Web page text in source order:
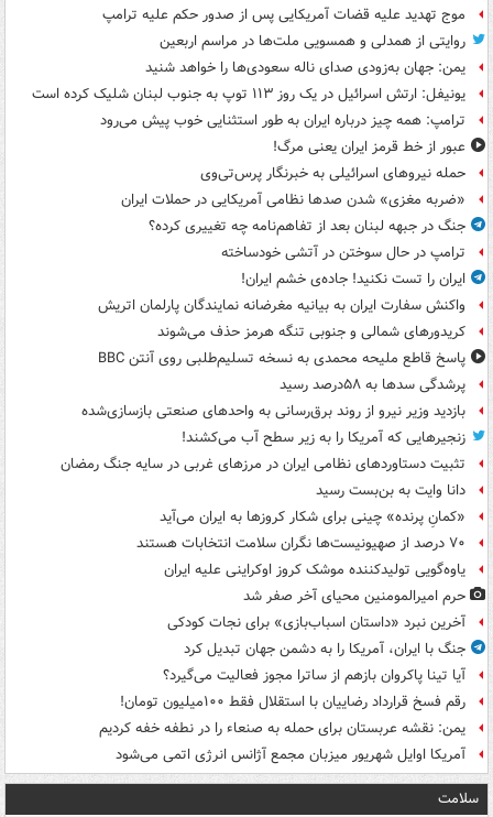
موج تهدید علیه قضات آمریکایی پس از صدور حکم علیه ترامپ
روایتی از همدلی و همسویی ملت‌ها در مراسم اربعین
یمن: جهان به‌زودی صدای ناله سعودی‌ها را خواهد شنید
یونیفل: ارتش اسرائیل در یک روز ۱۱۳ توپ به جنوب لبنان شلیک کرده است
ترامپ: همه چیز درباره ایران به طور استثنایی خوب پیش می‌رود
عبور از خط قرمز ایران یعنی مرگ!
حمله نیروهای اسرائیلی به خبرنگار پرس‌تی‌وی
«ضربه مغزی» شدن صدها نظامی آمریکایی در حملات ایران
جنگ در جبهه لبنان بعد از تفاهم‌نامه چه تغییری کرده؟
ترامپ در حال سوختن در آتشی خودساخته
ایران را تست نکنید! جاده‌ی خشم ایران!
واکنش سفارت ایران به بیانیه مغرضانه نمایندگان پارلمان اتریش
کریدورهای شمالی و جنوبی تنگه هرمز حذف می‌شوند
پاسخ قاطع ملیحه محمدی به نسخه تسلیم‌طلبی روی آنتن BBC
پرشدگی سدها به ۵۸درصد رسید
بازدید وزیر نیرو از روند برق‌رسانی به واحدهای صنعتی بازسازی‌شده
زنجیرهایی که آمریکا را به زیر سطح آب می‌کشند!
تثبیت دستاوردهای نظامی ایران در مرزهای غربی در سایه جنگ رمضان
دانا وایت به بن‌بست رسید
«کمانِ پرنده» چینی برای شکار کروزها به ایران می‌آید
۷۰ درصد از صهیونیست‌ها نگران سلامت انتخابات هستند
یاوه‌گویی تولیدکننده موشک کروز اوکراینی علیه ایران
حرم امیرالمومنین محیای آخر صفر شد
آخرین نبرد «داستان اسباب‌بازی» برای نجات کودکی
جنگ با ایران، آمریکا را به دشمن جهان تبدیل کرد
آیا تینا پاکروان بازهم از ساترا مجوز فعالیت می‌گیرد؟
رقم فسخ قرارداد رضاییان با استقلال فقط ۱۰۰میلیون تومان!
یمن: نقشه عربستان برای حمله به صنعاء را در نطفه خفه کردیم
آمریکا اوایل شهریور میزبان مجمع آژانس انرژی اتمی می‌شود
سلامت